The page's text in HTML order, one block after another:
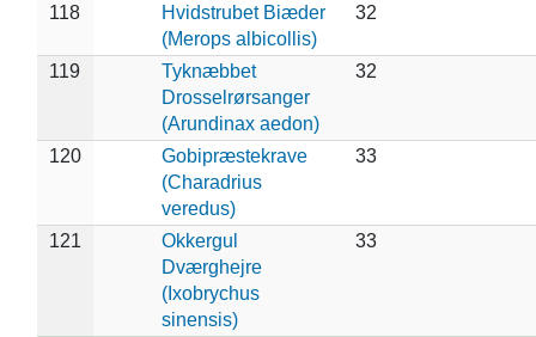
118
Hvidstrubet Biæder
(Merops albicollis)
32
119
Tyknæbbet
Drosselrørsanger
(Arundinax aedon)
32
120
Gobipræstekrave
(Charadrius
veredus)
33
121
Okkergul
Dværghejre
(Ixobrychus
sinensis)
33